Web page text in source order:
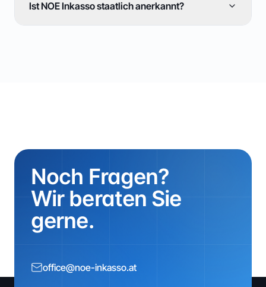
Ist NOE Inkasso staatlich anerkannt?
Noch Fragen?
Wir beraten Sie
gerne.
office@noe-inkasso.at